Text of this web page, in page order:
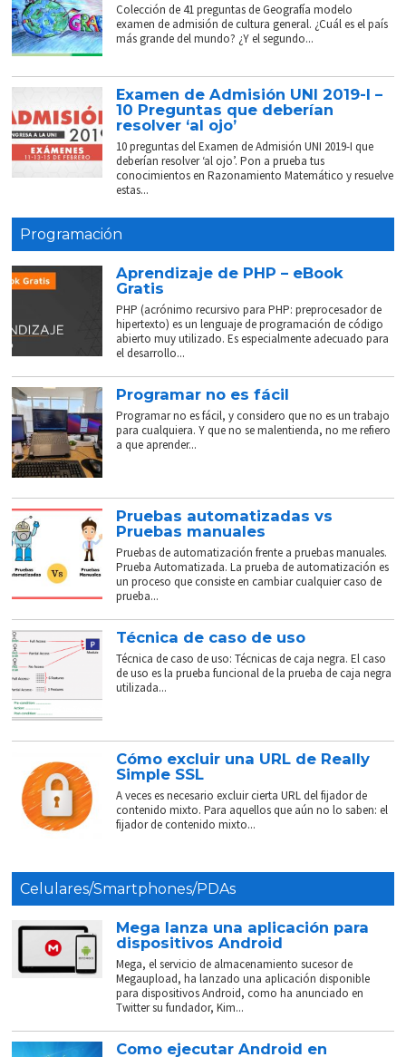
Colección de 41 preguntas de Geografía modelo
examen de admisión de cultura general. ¿Cuál es el país
más grande del mundo? ¿Y el segundo...
Examen de Admisión UNI 2019-I –
10 Preguntas que deberían
resolver ‘al ojo’
10 preguntas del Examen de Admisión UNI 2019-I que
deberían resolver ‘al ojo’. Pon a prueba tus
conocimientos en Razonamiento Matemático y resuelve
estas...
Programación
Aprendizaje de PHP – eBook
Gratis
PHP (acrónimo recursivo para PHP: preprocesador de
hipertexto) es un lenguaje de programación de código
abierto muy utilizado. Es especialmente adecuado para
el desarrollo...
Programar no es fácil
Programar no es fácil, y considero que no es un trabajo
para cualquiera. Y que no se malentienda, no me refiero
a que aprender...
Pruebas automatizadas vs
Pruebas manuales
Pruebas de automatización frente a pruebas manuales.
Prueba Automatizada. La prueba de automatización es
un proceso que consiste en cambiar cualquier caso de
prueba...
Técnica de caso de uso
Técnica de caso de uso: Técnicas de caja negra. El caso
de uso es la prueba funcional de la prueba de caja negra
utilizada...
Cómo excluir una URL de Really
Simple SSL
A veces es necesario excluir cierta URL del fijador de
contenido mixto. Para aquellos que aún no lo saben: el
fijador de contenido mixto...
Celulares/Smartphones/PDAs
Mega lanza una aplicación para
dispositivos Android
Mega, el servicio de almacenamiento sucesor de
Megaupload, ha lanzado una aplicación disponible
para dispositivos Android, como ha anunciado en
Twitter su fundador, Kim...
Como ejecutar Android en